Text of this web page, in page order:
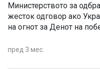
Министерството за
жесток одговор ако
на огнот за Денот на
пред 3 мес.